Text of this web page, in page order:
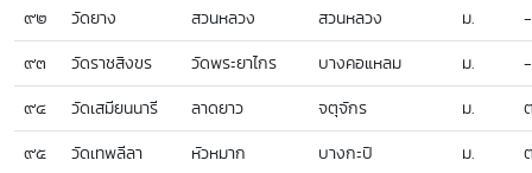
๙๒
วัดยาง สวนหลวง สวนหลวง ม.
-
๙๓
วัดราชสิงขร วัดพระยาไกร บางคอแหลม ม.
-
๙๔
วัดเสมียนนารี ลาดยาว จตุจักร ม.
๙๕
วัดเทพลีลา หัวหมาก บางกะปิ ม.